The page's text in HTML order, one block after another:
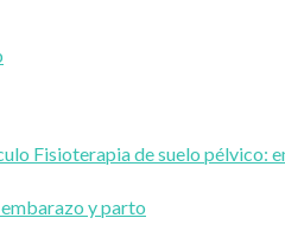
y parto